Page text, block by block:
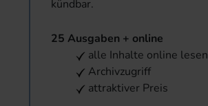
kündbar.
25 Ausgaben + online
alle Inhalte online lesen
Archivzugriff
attraktiver Preis